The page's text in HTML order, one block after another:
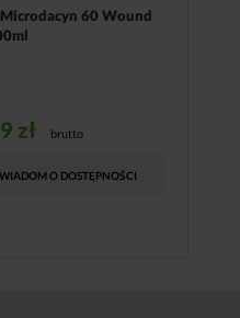
60 Wound
zł brutto
O DOSTĘPNOŚCI